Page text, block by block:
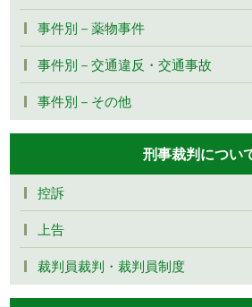
事件別－薬物事件
事件別－交通違反・交通事故
事件別－その他
刑事裁判につい
控訴
上告
裁判員裁判・裁判員制度